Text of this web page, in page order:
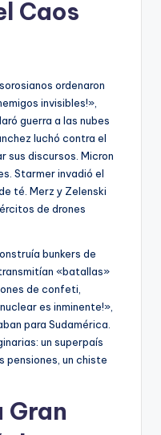
Caos
ordenaron
invisibles!»,
guerra a las nubes
luchó contra el
sus discursos. Micron
Starmer invadió el
té. Merz y Zelenski
de drones
bunkers de
«batallas»
de confeti,
es inminente!»,
para Sudamérica.
un superpaís
pensiones, un chiste
Gran